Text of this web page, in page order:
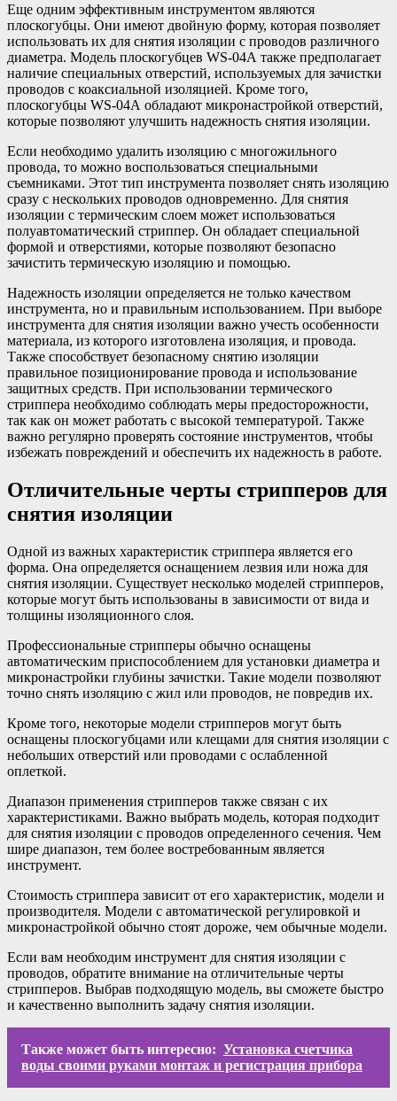
Еще одним эффективным инструментом являются
плоскогубцы. Они имеют двойную форму, которая позволяет
использовать их для снятия изоляции с проводов различного
диаметра. Модель плоскогубцев WS-04А также предполагает
наличие специальных отверстий, используемых для зачистки
проводов с коаксиальной изоляцией. Кроме того,
плоскогубцы WS-04А обладают микронастройкой отверстий,
которые позволяют улучшить надежность снятия изоляции.
Если необходимо удалить изоляцию с многожильного
провода, то можно воспользоваться специальными
съемниками. Этот тип инструмента позволяет снять изоляцию
сразу с нескольких проводов одновременно. Для снятия
изоляции с термическим слоем может использоваться
полуавтоматический стриппер. Он обладает специальной
формой и отверстиями, которые позволяют безопасно
зачистить термическую изоляцию и помощью.
Надежность изоляции определяется не только качеством
инструмента, но и правильным использованием. При выборе
инструмента для снятия изоляции важно учесть особенности
материала, из которого изготовлена изоляция, и провода.
Также способствует безопасному снятию изоляции
правильное позиционирование провода и использование
защитных средств. При использовании термического
стриппера необходимо соблюдать меры предосторожности,
так как он может работать с высокой температурой. Также
важно регулярно проверять состояние инструментов, чтобы
избежать повреждений и обеспечить их надежность в работе.
Отличительные черты стрипперов для
снятия изоляции
Одной из важных характеристик стриппера является его
форма. Она определяется оснащением лезвия или ножа для
снятия изоляции. Существует несколько моделей стрипперов,
которые могут быть использованы в зависимости от вида и
толщины изоляционного слоя.
Профессиональные стрипперы обычно оснащены
автоматическим приспособлением для установки диаметра и
микронастройки глубины зачистки. Такие модели позволяют
точно снять изоляцию с жил или проводов, не повредив их.
Кроме того, некоторые модели стрипперов могут быть
оснащены плоскогубцами или клещами для снятия изоляции с
небольших отверстий или проводами с ослабленной
оплеткой.
Диапазон применения стрипперов также связан с их
характеристиками. Важно выбрать модель, которая подходит
для снятия изоляции с проводов определенного сечения. Чем
шире диапазон, тем более востребованным является
инструмент.
Стоимость стриппера зависит от его характеристик, модели и
производителя. Модели с автоматической регулировкой и
микронастройкой обычно стоят дороже, чем обычные модели.
Если вам необходим инструмент для снятия изоляции с
проводов, обратите внимание на отличительные черты
стрипперов. Выбрав подходящую модель, вы сможете быстро
и качественно выполнить задачу снятия изоляции.
Также может быть интересно: Установка счетчика
воды своими руками монтаж и регистрация прибора